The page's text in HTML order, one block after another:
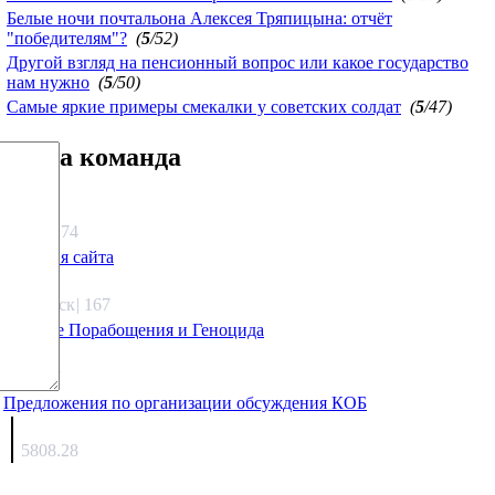
Белые ночи почтальона Алексея Тряпицына: отчёт
"победителям"? (5/52)
Другой взгляд на пенсионный вопрос или какое государство
нам нужно (5/50)
Самые яркие примеры смекалки у советских солдат (5/47)
Наша команда
1333.74
Санация сайта
Якутск| 167
Оружие Порабощения и Геноцида
27.17
Предложения по организации обсуждения КОБ
5808.28